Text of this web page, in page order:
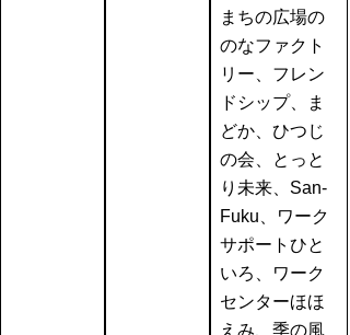
まちの広場の
のなファクト
リー、フレン
ドシップ、ま
どか、ひつじ
の会、とっと
り未来、San-
Fuku、ワーク
サポートひと
いろ、ワーク
センターほほ
えみ、季の風